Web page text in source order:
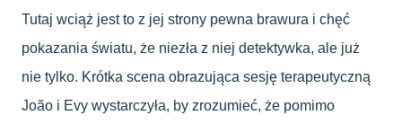
Tutaj wciąż jest to z jej strony pewna brawura i chęć
pokazania światu, że niezła z niej detektywka, ale już
nie tylko. Krótka scena obrazująca sesję terapeutyczną
João i Evy wystarczyła, by zrozumieć, że pomimo